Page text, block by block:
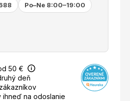
Po–Ne 8:00–19:00
50 €
deň
na odoslanie